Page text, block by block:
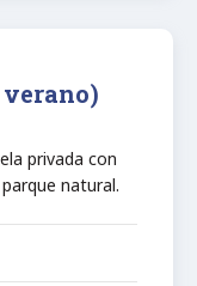
privada con
natural.